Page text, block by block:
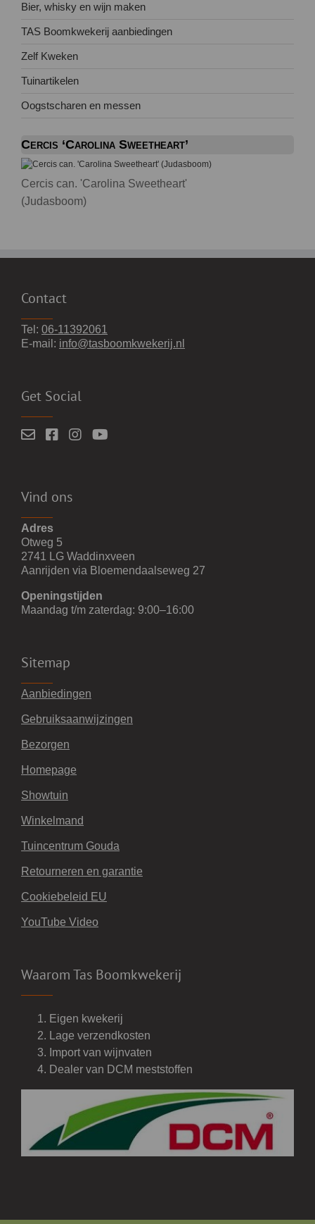
Bier, whisky en wijn maken
TAS Boomkwekerij aanbiedingen
Zelf Kweken
Tuinartikelen
Oogstscharen en messen
Cercis ‘Carolina Sweetheart’
Cercis can. 'Carolina Sweetheart'
(Judasboom)
Contact
Tel: 06-11392061
E-mail: info@tasboomkwekerij.nl
Get Social
Vind ons
Adres
Otweg 5
2741 LG Waddinxveen
Aanrijden via Bloemendaalseweg 27
Openingstijden
Maandag t/m zaterdag: 9:00–16:00
Sitemap
Aanbiedingen
Gebruiksaanwijzingen
Bezorgen
Homepage
Showtuin
Winkelmand
Tuincentrum Gouda
Retourneren en garantie
Cookiebeleid EU
YouTube Video
Waarom Tas Boomkwekerij
Eigen kwekerij
Lage verzendkosten
Import van wijnvaten
Dealer van DCM meststoffen